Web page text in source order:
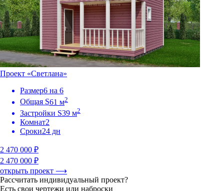
Проект «Светлана»
Размер6 на 6
Общая S61 м2
Застройки S39 м2
Комнат2
Сроки24 дн
2 470 000 ₽
2 470 000 ₽
открыть проект ⟶
Рассчитать индивидуальный проект?
Есть свои чертежи или наброски